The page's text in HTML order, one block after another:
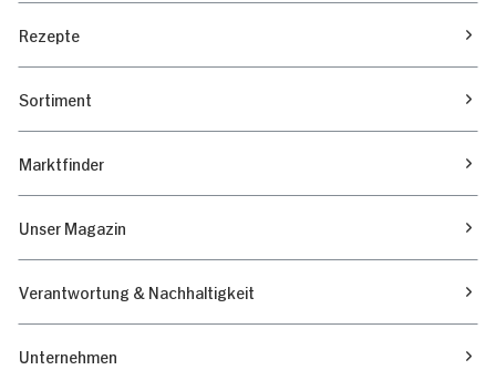
Rezepte
Sortiment
Marktfinder
Unser Magazin
Verantwortung & Nachhaltigkeit
Unternehmen